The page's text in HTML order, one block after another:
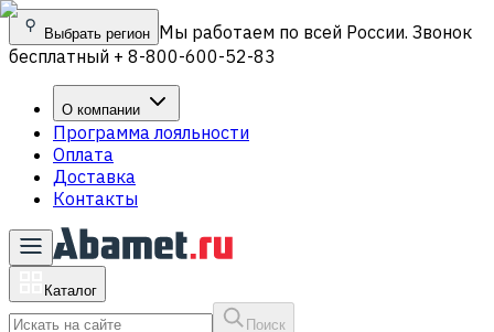
Выбрать регион Мы работаем по всей России. Звонок
бесплатный + 8-800-600-52-83
О компании
Программа лояльности
Оплата
Доставка
Контакты
Каталог
Поиск